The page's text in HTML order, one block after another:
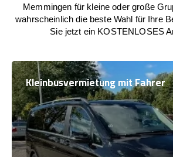
Memmingen für kleine oder große
wahrscheinlich die beste Wahl für Ihre
Sie jetzt ein KOSTENLOSES
Kleinbusvermietung mit Fahrer